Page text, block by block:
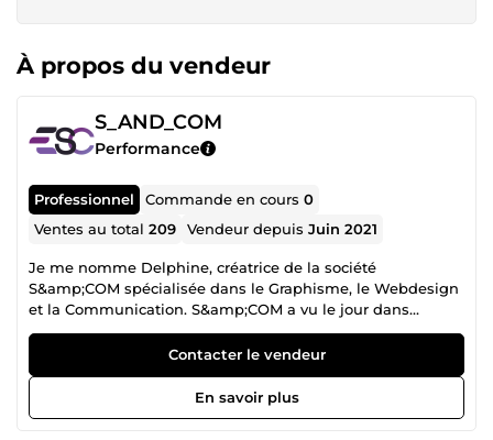
À propos du vendeur
S_AND_COM
Performance
Professionnel Commande en cours0
Ventes au total209 Vendeur depuisJuin 2021
Je me nomme Delphine, créatrice de la société
S&amp;COM spécialisée dans le Graphisme, le Webdesign
et la Communication. S&amp;COM a vu le jour dans
l’optique de mettre ma passion et mes compétences aux
profits des entreprises et des particuliers. QUI SUIS-JE 🤔 ?
Avec plus de 16 années d'expériences dans la
communication, j'aime voir en dehors du
&quot;cadre&quot; et laisser libre court à la créativité 😋 !
Contacter le vendeur
En savoir plus